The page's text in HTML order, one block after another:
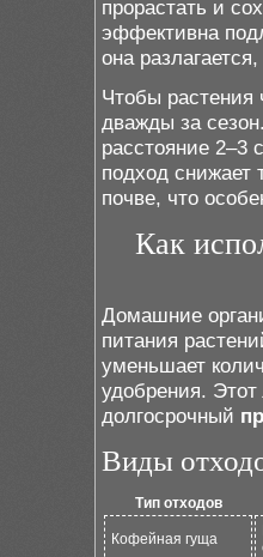
прорастать и
эффективна
она
Чтобы растения
дважды за
расстояние 2–3
подход снижает
почве, что
Как
Домашние
питания
уменьшает
удобрения. Этот
долгосрочный
Виды
Тип отходов
Кофейная гуща